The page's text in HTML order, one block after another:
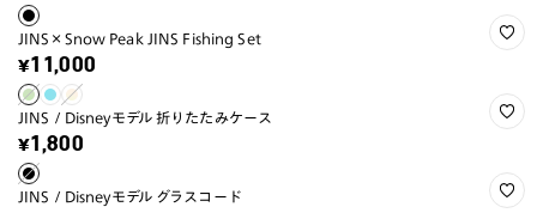
JINS×Snow Peak JINS Fishing Set
¥11,000
JINS / Disneyモデル 折りたたみケース
¥1,800
JINS / Disneyモデル グラスコード